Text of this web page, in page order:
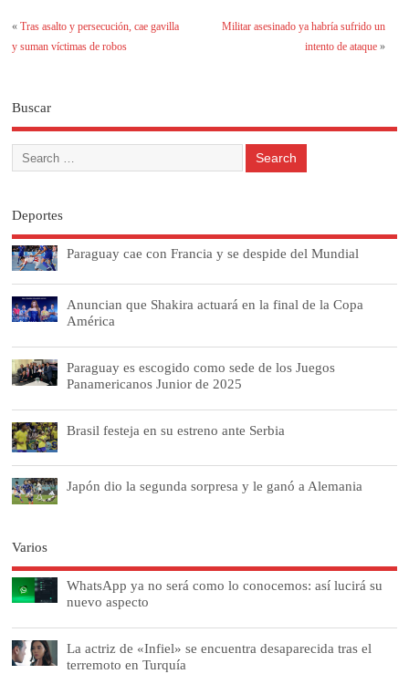
«Tras asalto y persecución, cae gavilla
y suman víctimas de robos
Militar asesinado ya habría sufrido un
intento de ataque»
Buscar
Deportes
Paraguay cae con Francia y se despide del Mundial
Anuncian que Shakira actuará en la final de la Copa
América
Paraguay es escogido como sede de los Juegos
Panamericanos Junior de 2025
Brasil festeja en su estreno ante Serbia
Japón dio la segunda sorpresa y le ganó a Alemania
Varios
WhatsApp ya no será como lo conocemos: así lucirá su
nuevo aspecto
La actriz de «Infiel» se encuentra desaparecida tras el
terremoto en Turquía